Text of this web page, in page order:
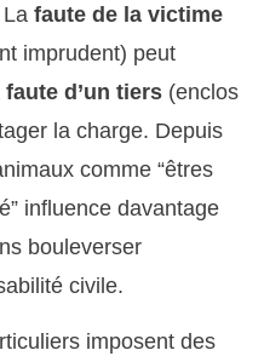
faute de la victime
imprudent) peut
faute d’un tiers (enclos
la charge. Depuis
comme “êtres
influence davantage
bouleverser
civile.
imposent des